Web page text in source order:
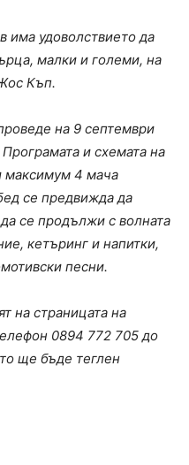
има удоволствието да
малки и големи, на
Къп.
на 9 септември
и схемата на
максимум 4 мача
се предвижда да
се продължи с волната
кетъринг и напитки,
песни.
на страницата на
0894 772 705 до
ще бъде теглен